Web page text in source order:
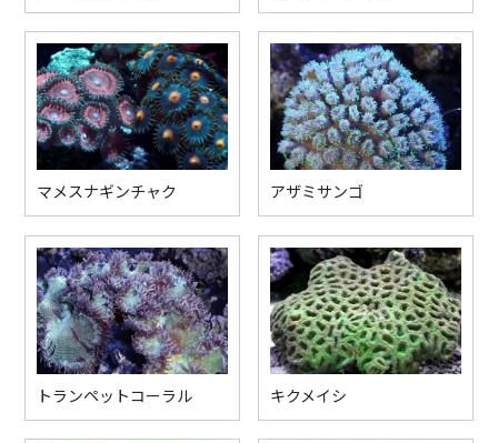
マメスナギンチャク アザミサンゴ
トランペットコーラル キクメイシ